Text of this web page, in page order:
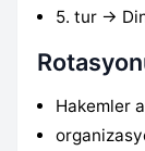
5. tur →
Hakemler